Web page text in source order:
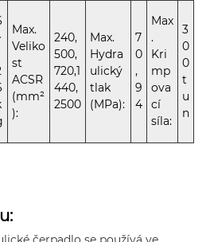
Max.
Veliko
st
ACSR
(mm²
):
240,
500,
720,1
440,
2500
Max.
Hydra
ulický
tlak
(MPa):
7
0
,
9
4
Max
.
Kri
mp
ova
cí
síla:
3
0
0
t
u
n